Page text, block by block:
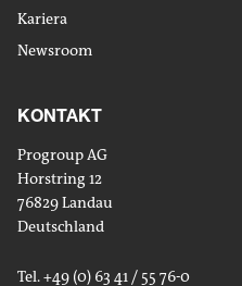
Kariera
Newsroom
KONTAKT
Progroup AG
Horstring 12
76829 Landau
Deutschland
Tel. +49 (0) 63 41 / 55 76-0